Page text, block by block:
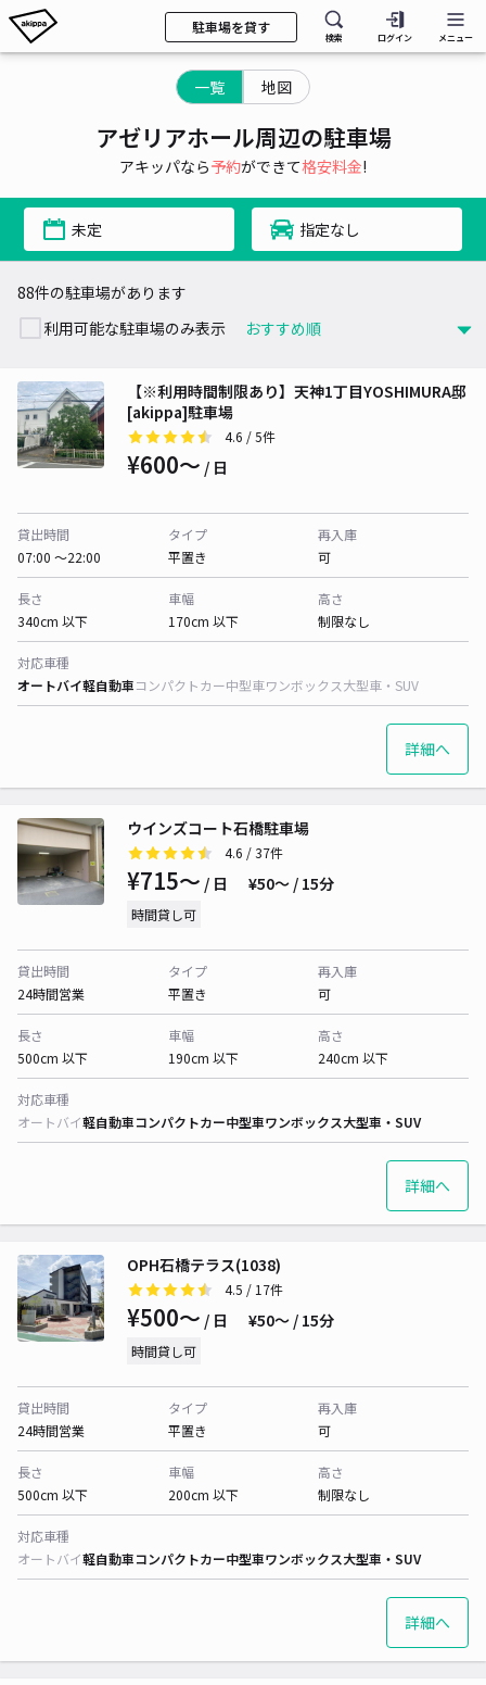
駐車場を貸す
検索 ログイン メニュー
一覧 地図
アゼリアホール周辺の駐車場
アキッパなら予約ができて格安料金!
未定 指定なし
88件の駐車場があります
利用可能な駐車場のみ表示
【※利用時間制限あり】天神1丁目YOSHIMURA邸
[akippa]駐車場
4.6 / 5件
¥600〜 / 日
貸出時間
07:00 〜22:00
タイプ
平置き
再入庫
可
長さ
340cm 以下
車幅
170cm 以下
高さ
制限なし
対応車種
オートバイ軽自動車コンパクトカー中型車ワンボックス大型車・SUV
詳細へ
ウインズコート石橋駐車場
4.6 / 37件
¥715〜 / 日 ¥50〜 / 15分
時間貸し可
貸出時間
24時間営業
タイプ
平置き
再入庫
可
長さ
500cm 以下
車幅
190cm 以下
高さ
240cm 以下
対応車種
オートバイ軽自動車コンパクトカー中型車ワンボックス大型車・SUV
詳細へ
OPH石橋テラス(1038)
4.5 / 17件
¥500〜 / 日 ¥50〜 / 15分
時間貸し可
貸出時間
24時間営業
タイプ
平置き
再入庫
可
長さ
500cm 以下
車幅
200cm 以下
高さ
制限なし
対応車種
オートバイ軽自動車コンパクトカー中型車ワンボックス大型車・SUV
詳細へ